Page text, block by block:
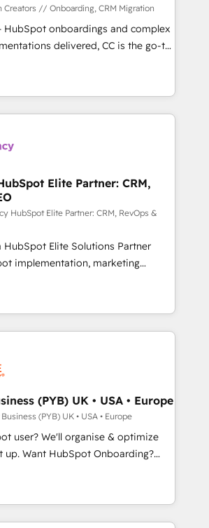
and seamless integration of
into your digital ecosystem. Would
in deploying your inbound
sales objectives. With 125+
are part of the most certified
in both English & French.
Creators // Onboarding, CRM Migration
HubSpot onboardings and complex
delivered, CC is the go-to
for businesses ready to
and scale smarter. We specialize
and CMS migrations and
platforms like Salesforce, NetSuite,
CRMs, turning fragmented
accelerate revenue operations and
- Pre-built and custom
your full tech stack. - Custom
builds, and full-funnel automation.
campaigns, and lead
- Cross-hub setup across
Operations, and Service Hubs. -
managed support, and
most
engine. Built to convert, scale, and
Elite Partner: CRM,
HubSpot Elite Partner: CRM, RevOps &
HubSpot Elite Solutions Partner
implementation, marketing
and RevOps consulting, data
enablement, lifecycle automation,
revenue reporting. HubSpot,
enterprise stacks. Digital
Engine Optimisation, and
Optimisation (AI Search),
Hub, WordPress development,
and content. We work with
led companies across
services, financial services
Offices in Johannesburg, Cape
visibility coverage
Claude, Perplexity, Gemini and
(PYB) UK • USA • Europe
(PYB) UK • USA • Europe
user? We'll organise & optimize
CRM & automate your business
reports & workflows,
• CRM migration: Salesforce,